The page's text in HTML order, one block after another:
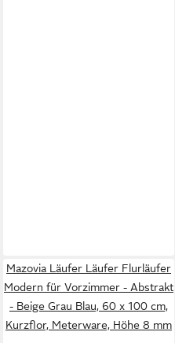
Mazovia Läufer Läufer Flurläufer
Modern für Vorzimmer - Abstrakt
- Beige Grau Blau, 60 x 100 cm,
Kurzflor, Meterware, Höhe 8 mm